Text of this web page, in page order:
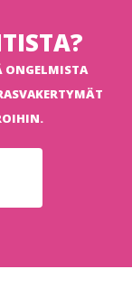
ONGELMISTA